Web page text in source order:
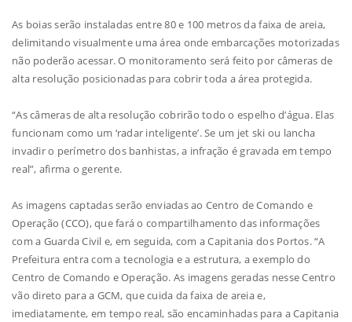
As boias serão instaladas entre 80 e 100 metros da faixa de areia,
delimitando visualmente uma área onde embarcações motorizadas
não poderão acessar. O monitoramento será feito por câmeras de
alta resolução posicionadas para cobrir toda a área protegida.
“As câmeras de alta resolução cobrirão todo o espelho d’água. Elas
funcionam como um ‘radar inteligente’. Se um jet ski ou lancha
invadir o perímetro dos banhistas, a infração é gravada em tempo
real”, afirma o gerente.
As imagens captadas serão enviadas ao Centro de Comando e
Operação (CCO), que fará o compartilhamento das informações
com a Guarda Civil e, em seguida, com a Capitania dos Portos. “A
Prefeitura entra com a tecnologia e a estrutura, a exemplo do
Centro de Comando e Operação. As imagens geradas nesse Centro
vão direto para a GCM, que cuida da faixa de areia e,
imediatamente, em tempo real, são encaminhadas para a Capitania